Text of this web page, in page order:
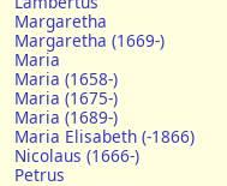
Margaretha
Margaretha (1669-)
Maria
Maria (1658-)
Maria (1675-)
Maria (1689-)
Maria Elisabeth (-1866)
Nicolaus (1666-)
Petrus